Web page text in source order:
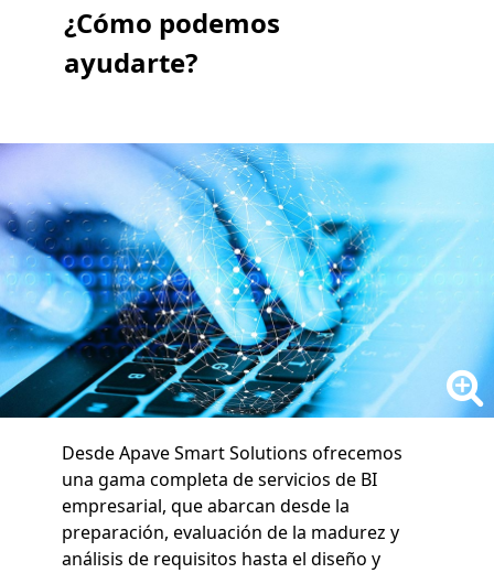
¿Cómo podemos
ayudarte?
Desde Apave Smart Solutions ofrecemos
una gama completa de servicios de BI
empresarial, que abarcan desde la
preparación, evaluación de la madurez y
análisis de requisitos hasta el diseño y